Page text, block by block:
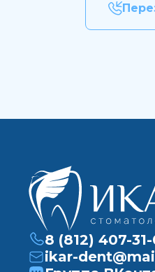
8 (812) 407-
ikar-